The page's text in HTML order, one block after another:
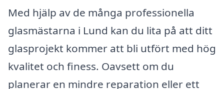
Med hjälp av de många professionella
glasmästarna i Lund kan du lita på att ditt
glasprojekt kommer att bli utfört med hög
kvalitet och finess. Oavsett om du
planerar en mindre reparation eller ett